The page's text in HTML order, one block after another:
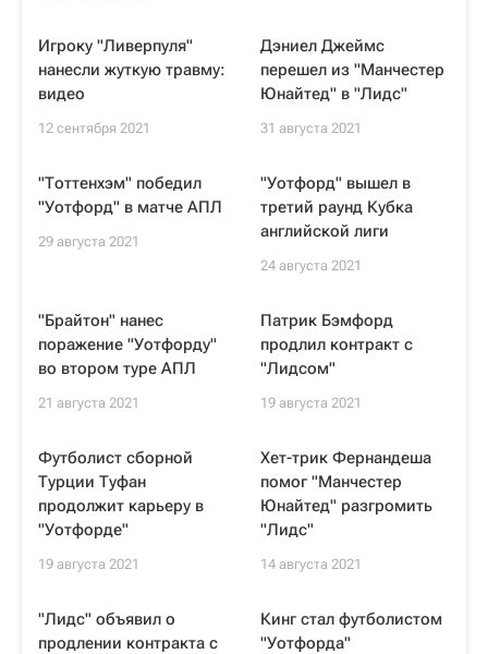
Игроку "Ливерпуля"
нанесли жуткую травму:
видео
12 сентября 2021
Дэниел Джеймс
перешел из "Манчестер
Юнайтед" в "Лидс"
31 августа 2021
"Тоттенхэм" победил
"Уотфорд" в матче АПЛ
29 августа 2021
"Уотфорд" вышел в
третий раунд Кубка
английской лиги
24 августа 2021
"Брайтон" нанес
поражение "Уотфорду"
во втором туре АПЛ
21 августа 2021
Патрик Бэмфорд
продлил контракт с
"Лидсом"
19 августа 2021
Футболист сборной
Турции Туфан
продолжит карьеру в
"Уотфорде"
19 августа 2021
Хет-трик Фернандеша
помог "Манчестер
Юнайтед" разгромить
"Лидс"
14 августа 2021
"Лидс" объявил о
продлении контракта с
Кинг стал футболистом
"Уотфорда"